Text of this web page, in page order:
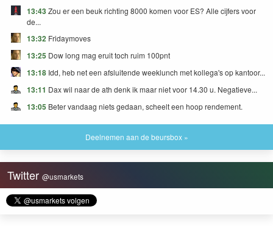
13:43Zou er een beuk richting 8000 komen voor ES? Alle cijfers voor
de...
13:32 Fridaymoves
13:25 Dow long mag eruit toch ruim 100pnt
13:18 Idd, heb net een afsluitende weeklunch met kollega's op kantoor...
13:11 Dax wil naar de ath denk ik maar niet voor 14.30 u. Negatieve...
13:05 Beter vandaag niets gedaan, scheelt een hoop rendement.
Deelnemen aan de beursbox »
Twitter @usmarkets